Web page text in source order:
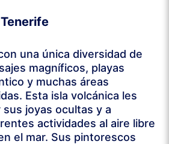
una única diversidad de
magníficos, playas
y muchas áreas
Esta isla volcánica les
joyas ocultas y a
actividades al aire libre
el mar. Sus pintorescos